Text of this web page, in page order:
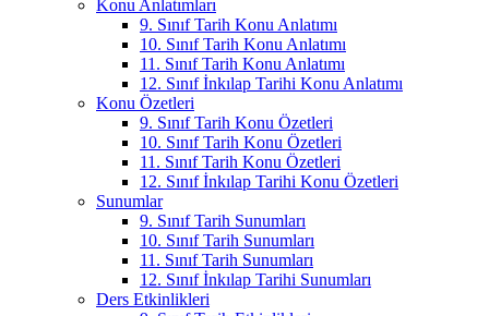
Konu Anlatımları
9. Sınıf Tarih Konu Anlatımı
10. Sınıf Tarih Konu Anlatımı
11. Sınıf Tarih Konu Anlatımı
12. Sınıf İnkılap Tarihi Konu Anlatımı
Konu Özetleri
9. Sınıf Tarih Konu Özetleri
10. Sınıf Tarih Konu Özetleri
11. Sınıf Tarih Konu Özetleri
12. Sınıf İnkılap Tarihi Konu Özetleri
Sunumlar
9. Sınıf Tarih Sunumları
10. Sınıf Tarih Sunumları
11. Sınıf Tarih Sunumları
12. Sınıf İnkılap Tarihi Sunumları
Ders Etkinlikleri